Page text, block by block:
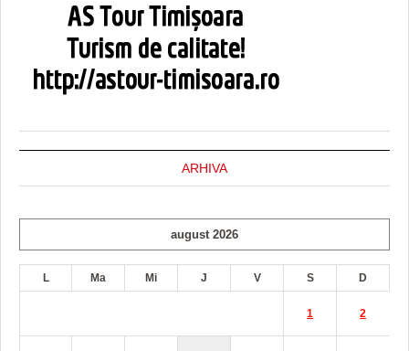
ARHIVA
august 2026
L Ma Mi J V S D
1 2